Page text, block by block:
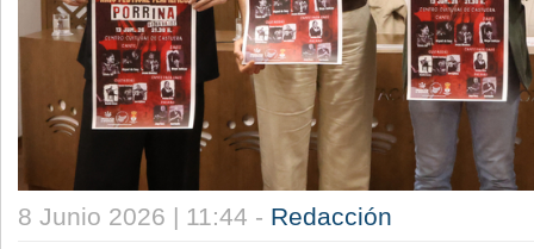
8 Junio 2026 | 11:44 - Redacción